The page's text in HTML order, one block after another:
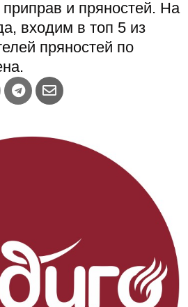
и пряностей. На
входим в топ 5 из
пряностей по